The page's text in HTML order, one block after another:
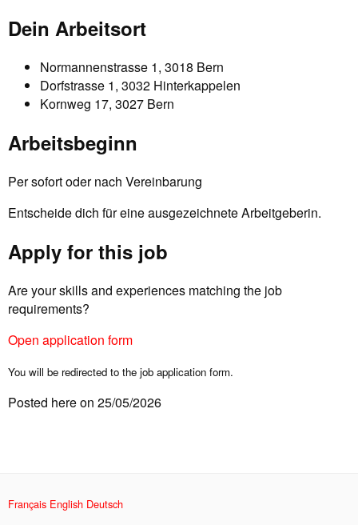
Dein Arbeitsort
Normannenstrasse 1, 3018 Bern
Dorfstrasse 1, 3032 Hinterkappelen
Kornweg 17, 3027 Bern
Arbeitsbeginn
Per sofort oder nach Vereinbarung
Entscheide dich für eine ausgezeichnete Arbeitgeberin.
Apply for this job
Are your skills and experiences matching the job
requirements?
Open application form
You will be redirected to the job application form.
Posted here on 25/05/2026
Français English Deutsch